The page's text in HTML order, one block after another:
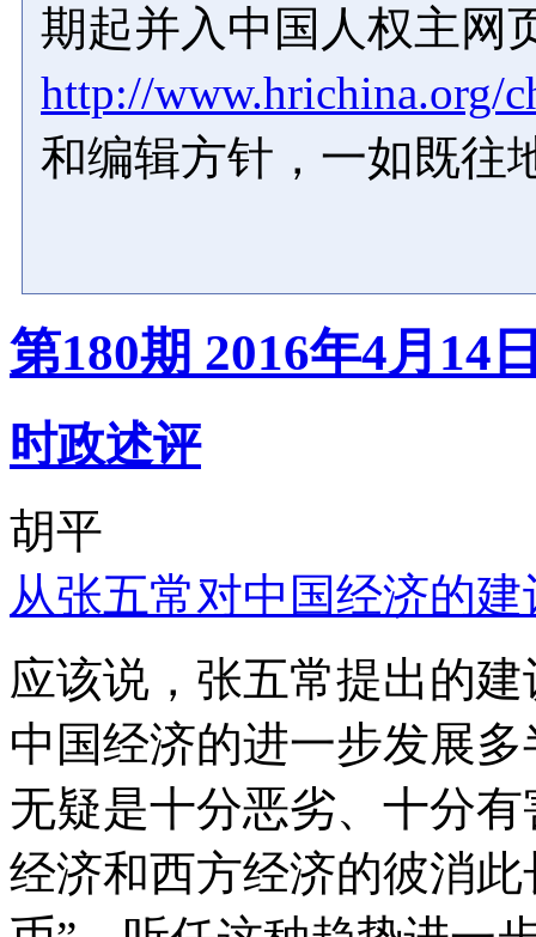
期起并入中国人权主网
http://www.hrichina.org/
和编辑方针，一如既往
第180期 2016年4月14
时政述评
胡平
从张五常对中国经济的
应该说，张五常提出的
中国经济的进一步发展
无疑是十分恶劣、十分
经济和西方经济的彼消